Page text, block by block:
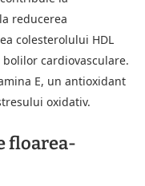
reducerea
colesterolului HDL
bolilor cardiovasculare.
E, un antioxidant
oxidativ.
floarea-